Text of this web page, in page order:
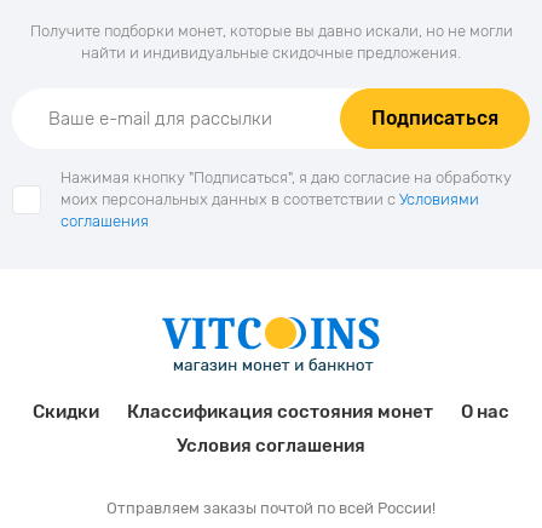
Получите подборки монет, которые вы давно искали, но не могли
найти и индивидуальные скидочные предложения.
Подписаться
Нажимая кнопку "Подписаться", я даю согласие на обработку
моих персональных данных в соответствии с Условиями
соглашения
Скидки Классификация состояния монет
О нас
Условия соглашения
Отправляем заказы почтой по всей России!